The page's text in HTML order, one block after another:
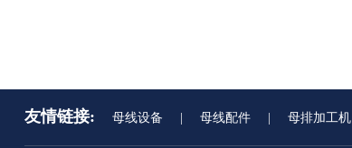
友情链接: 母线设备 | 母线配件 | 母排加工机